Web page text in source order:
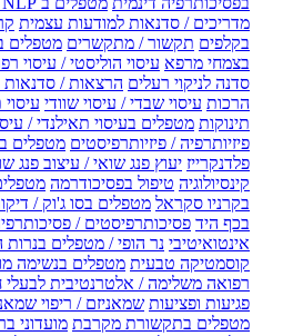
מדריכים / סדנאות למודעות עצמית
בקלפים תקשור / מתקשרים מטפלים
בצמחי מרפא עיסוי הוליסטי / עיסוי
סדנה לניקוי רעלים הרצאות / סדנאות
הרכות עיסוי שבדי / עיסוי שוודי
תינוקות מטפלים בעיסוי תאילנדי /
פיזיותרפיה / פיזיותרפיסטים מטפלים
פלדנקרייז יעוץ פנג שואי / עיצוב פנג
קינסיולוגיה טיפול בפסיכודרמה
בקרניו סקראל מטפלים בסו ג'וק /
בכף היד פסיכותרפיסטים /
אינטואיטיבי נר הופי / מטפלים בנרות
קוסמטיקה טבעית מטפלים בנשימה
רפואה משלימה / אלטרנטיבית לבעלי
פגיעות ופציעות שמאניזם / ריפוי
מטפלים בתקשורת מקרבת מועדוני